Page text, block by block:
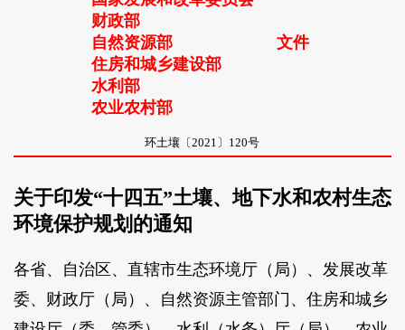
财政部
自然资源部
住房和城乡建设部
水利部
农业农村部
文件
环土壤〔2021〕120号
关于印发“十四五”土壤、地下水和农村生态
环境保护规划的通知
各省、自治区、直辖市生态环境厅（局）、发展改革
委、财政厅（局）、自然资源主管部门、住房和城乡